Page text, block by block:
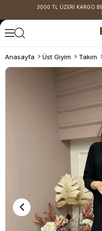
3000 TL ÜZERİ KARGO
Anasayfa Üst Giyim Takım